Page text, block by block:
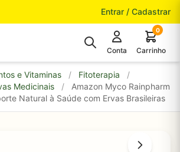
Entrar / Cadastrar
Conta
0
Carrinho
e Vitaminas / Fitoterapia
/
Medicinais
/
Amazon Myco Rainpharm
Natural à Saúde com Ervas Brasileiras